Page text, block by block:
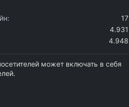
17
4.931
4.948
может включать в себя